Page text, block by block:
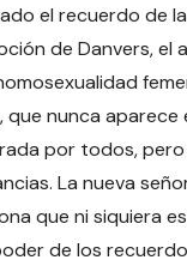
el recuerdo de
de Danvers, el
que nunca
por todos,
La nueva
que ni siquiera
de los